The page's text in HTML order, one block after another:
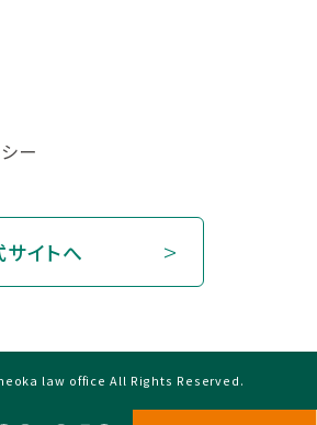
イトへ
ー
law office All Rights Reserved.